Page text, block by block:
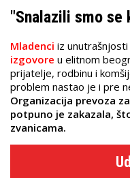
"Snalazili smo se
Mladenci iz unutrašnjosti
izgovore u elitnom
prijatelje, rodbinu i
problem nastao je i pre
Organizacija prevoza
potpuno je zakazala,
zvanicama.